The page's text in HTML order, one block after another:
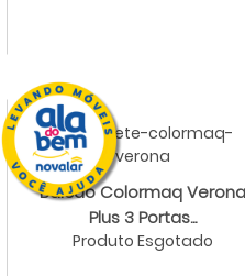
Balcão Colormaq Verona
Plus 3 Portas...
Produto Esgotado